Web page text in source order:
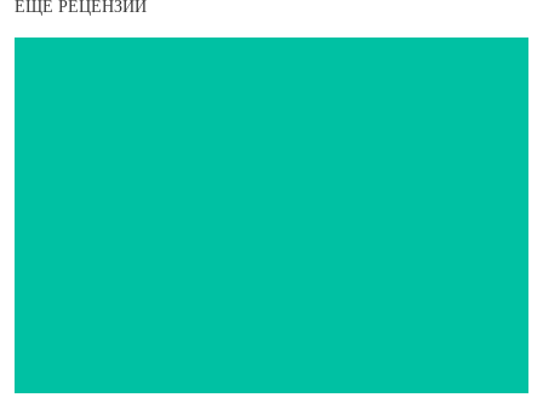
ЕЩЕ РЕЦЕНЗИИ